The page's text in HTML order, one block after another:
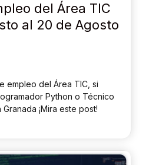
del Área TIC
al 20 de Agosto
empleo del Área TIC, si
Python o Técnico
¡Mira este post!